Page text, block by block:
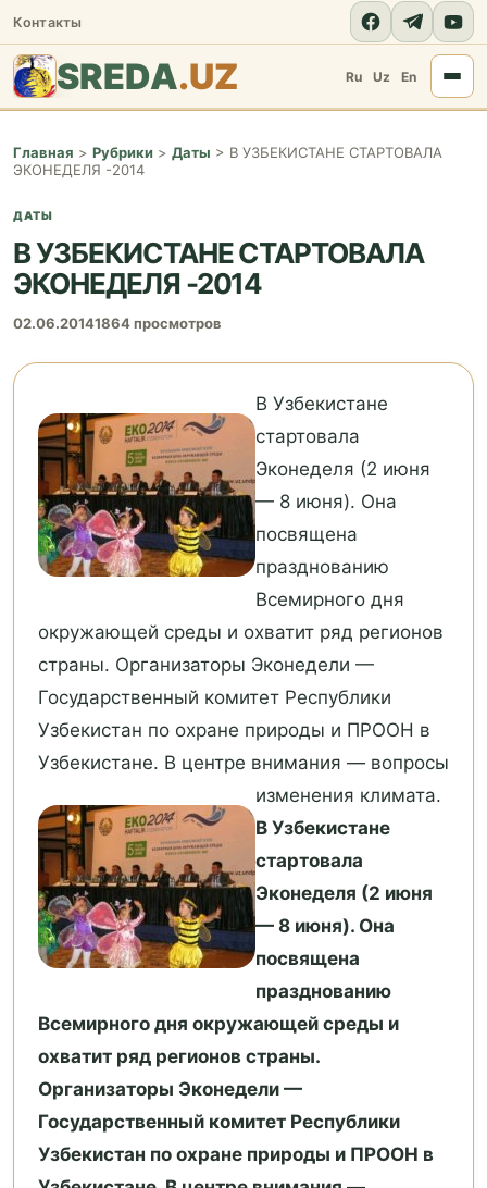
Контакты
SREDA.UZ Ru Uz En
Главная > Рубрики > Даты > В УЗБЕКИСТАНЕ СТАРТОВАЛА
ЭКОНЕДЕЛЯ -2014
ДАТЫ
В УЗБЕКИСТАНЕ СТАРТОВАЛА
ЭКОНЕДЕЛЯ -2014
02.06.20141864 просмотров
В Узбекистане
стартовала
Эконеделя (2 июня
— 8 июня). Она
посвящена
празднованию
Всемирного дня
окружающей среды и охватит ряд регионов
страны. Организаторы Эконедели —
Государственный комитет Республики
Узбекистан по охране природы и ПРООН в
Узбекистане. В центре внимания — вопросы
изменения климата.
В Узбекистане
стартовала
Эконеделя (2 июня
— 8 июня). Она
посвящена
празднованию
Всемирного дня окружающей среды и
охватит ряд регионов страны.
Организаторы Эконедели —
Государственный комитет Республики
Узбекистан по охране природы и ПРООН в